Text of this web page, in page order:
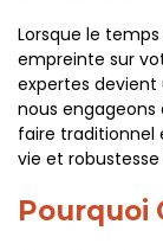
Lorsque le
empreinte sur
expertes devient
nous
faire traditionnel
vie et
Pourquoi